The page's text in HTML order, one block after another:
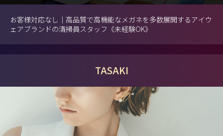
お客様対応なし｜高品質で高機能なメガネを多数展開するアイウ
ェアブランドの清掃員スタッフ《未経験OK》
TASAKI